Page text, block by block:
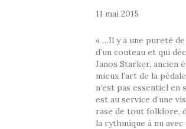
11 mai 2015
« …Il y a une pureté de
d’un couteau et qui
Janos Starker, ancien
mieux l’art de la
n’est pas essentiel
est au service d’une
rase de tout folklore,
la rythmique à nu